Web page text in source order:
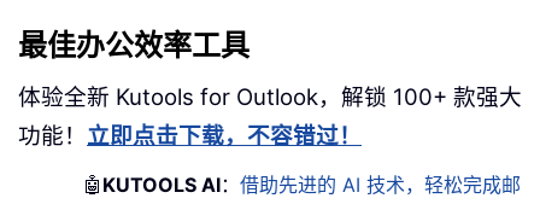
最佳办公效率工具
体验全新 Kutools for Outlook，解锁 100+ 款强大
功能！ 立即点击下载，不容错过！
🤖 KUTOOLS AI：借助先进的 AI 技术，轻松完成邮